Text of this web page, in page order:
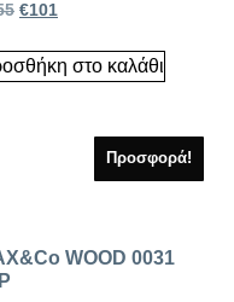
€101
στο καλάθι
Προσφορά!
WOOD 0031